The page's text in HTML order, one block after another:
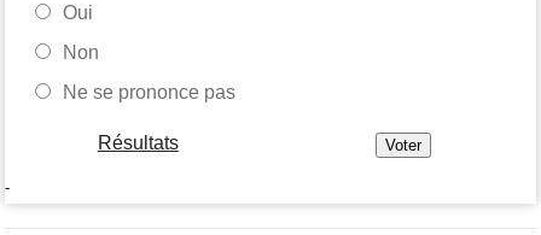
Oui
Non
Ne se prononce pas
Résultats
-